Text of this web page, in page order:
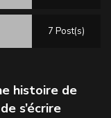
7 Post(s)
histoire de
s’écrire